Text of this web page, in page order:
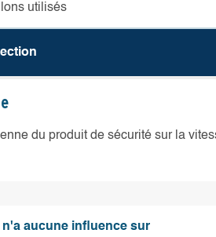
utilisés
du produit de sécurité sur la
aucune influence sur